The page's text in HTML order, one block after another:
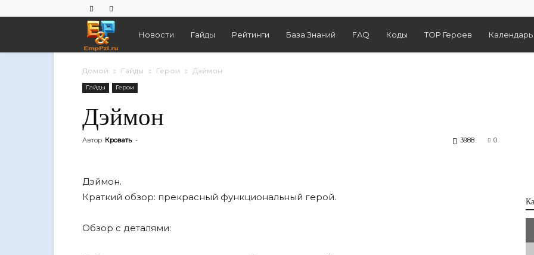
Empires
And
Новости Гайды Рейтинги База Знаний FAQ Коды TOP Героев
Домой Гайды Герои Дэймон
Гайды Герои
Дэймон
Автор Кровать - 0
3988
Дэймон.
Краткий обзор: прекрасный функциональный герой.
Обзор с деталями: